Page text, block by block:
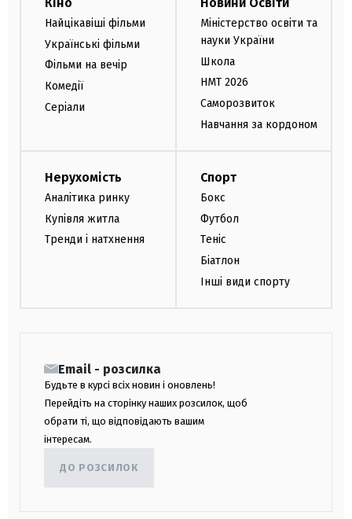
Найцікавіші фільми
Українські фільми
Фільми на вечір
Комедії
Серіали
Міністерство освіти та
науки України
Школа
НМТ 2026
Саморозвиток
Навчання за кордоном
Нерухомість
Аналітика ринку
Купівля житла
Тренди і натхнення
Спорт
Бокс
Футбол
Теніс
Біатлон
Інші види спорту
Email - розсилка
Будьте в курсі всіх новин і оновлень!
Перейдіть на сторінку наших розсилок, щоб
обрати ті, що відповідають вашим
інтересам.
ДО РОЗСИЛОК